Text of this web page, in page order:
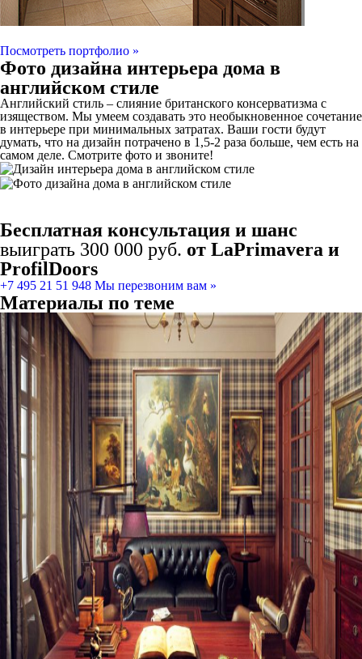
Посмотреть портфолио »
Фото дизайна интерьера дома в
английском стиле
Английский стиль – слияние британского консерватизма с
изяществом. Мы умеем создавать это необыкновенное сочетание
в интерьере при минимальных затратах. Ваши гости будут
думать, что на дизайн потрачено в 1,5-2 раза больше, чем есть на
самом деле. Смотрите фото и звоните!
Бесплатная консультация и шанс
выиграть 300 000 руб. от LaPrimavera и
ProfilDoors
+7 495 21 51 948 Мы перезвоним вам »
Материалы по теме